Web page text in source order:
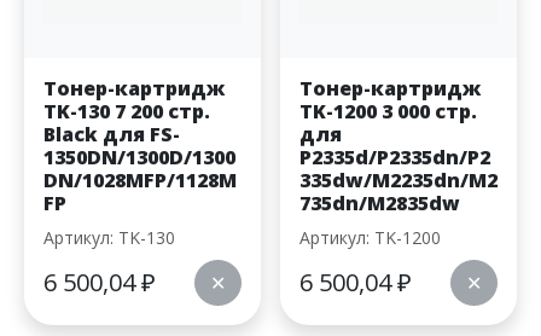
Тонер-картридж
TK-130 7 200 стр.
Black для FS-
1350DN/1300D/1300
DN/1028MFP/1128M
FP
Артикул: TK-130
6 500,04₽ ✕
Тонер-картридж
TK-1200 3 000 стр.
для
P2335d/P2335dn/P2
335dw/M2235dn/M2
735dn/M2835dw
Артикул: TK-1200
6 500,04₽ ✕